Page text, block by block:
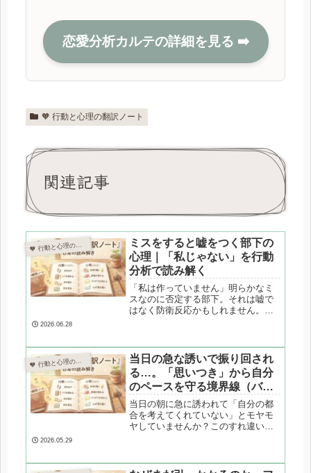
恋愛分析カルテの詳細を見る ➡️
🧡 行動と心理の翻訳ノート
関連記事
 行動と心理の翻訳ノート
ミスをすると嘘をつく部下の
心理｜「私じゃない」を行動
分析で読み解く
「私は作っていません」明らかなミ
スなのに否定する部下。それは嘘で
はなく防衛反応かもしれません。行
2026.06.28
 行動と心理の翻訳ノート
当日の急な誘いで振り回され
る…。「思いつき」から自分
のペースを守る境界線（バウ
ンダリー）の引き方
当日の朝に急に誘われて「自分の都
合を考えてくれていない」とモヤモ
ヤしていませんか？このすれ違いは
の分離」や、相手を傷つけずに断る
2026.05.29